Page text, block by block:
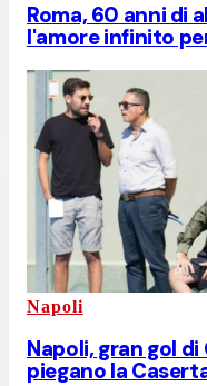
Roma, 60 anni di
l'amore infinito
Napoli
Napoli, gran gol
piegano la